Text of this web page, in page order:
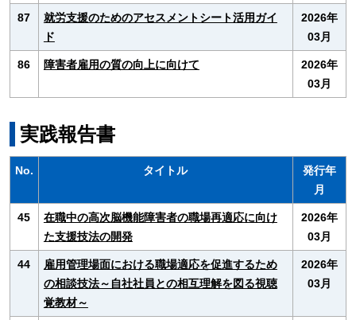
87
就労支援のためのアセスメントシート活用ガイ
ド
2026年
03月
86 障害者雇用の質の向上に向けて
2026年
03月
実践報告書
No. タイトル
発行年
月
45
在職中の高次脳機能障害者の職場再適応に向け
た支援技法の開発
2026年
03月
44
雇用管理場面における職場適応を促進するため
の相談技法～自社社員との相互理解を図る視聴
覚教材～
2026年
03月